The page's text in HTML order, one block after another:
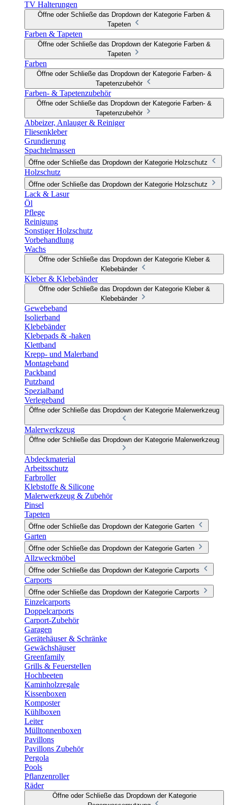
TV Halterungen
Öffne oder Schließe das Dropdown der Kategorie Farben &
Tapeten
Farben & Tapeten
Öffne oder Schließe das Dropdown der Kategorie Farben &
Tapeten
Farben
Öffne oder Schließe das Dropdown der Kategorie Farben- &
Tapetenzubehör
Farben- & Tapetenzubehör
Öffne oder Schließe das Dropdown der Kategorie Farben- &
Tapetenzubehör
Abbeizer, Anlauger & Reiniger
Fliesenkleber
Grundierung
Spachtelmassen
Öffne oder Schließe das Dropdown der Kategorie Holzschutz
Holzschutz
Öffne oder Schließe das Dropdown der Kategorie Holzschutz
Lack & Lasur
Öl
Pflege
Reinigung
Sonstiger Holzschutz
Vorbehandlung
Wachs
Öffne oder Schließe das Dropdown der Kategorie Kleber &
Klebebänder
Kleber & Klebebänder
Öffne oder Schließe das Dropdown der Kategorie Kleber &
Klebebänder
Gewebeband
Isolierband
Klebebänder
Klebepads & -haken
Klettband
Krepp- und Malerband
Montageband
Packband
Putzband
Spezialband
Verlegeband
Öffne oder Schließe das Dropdown der Kategorie Malerwerkzeug
Malerwerkzeug
Öffne oder Schließe das Dropdown der Kategorie Malerwerkzeug
Abdeckmaterial
Arbeitsschutz
Farbroller
Klebstoffe & Silicone
Malerwerkzeug & Zubehör
Pinsel
Tapeten
Öffne oder Schließe das Dropdown der Kategorie Garten
Garten
Öffne oder Schließe das Dropdown der Kategorie Garten
Allzweckmöbel
Öffne oder Schließe das Dropdown der Kategorie Carports
Carports
Öffne oder Schließe das Dropdown der Kategorie Carports
Einzelcarports
Doppelcarports
Carport-Zubehör
Garagen
Gerätehäuser & Schränke
Gewächshäuser
Greenfamily
Grills & Feuerstellen
Hochbeeten
Kaminholzregale
Kissenboxen
Komposter
Kühlboxen
Leiter
Mülltonnenboxen
Pavillons
Pavillons Zubehör
Pergola
Pools
Pflanzenroller
Räder
Öffne oder Schließe das Dropdown der Kategorie